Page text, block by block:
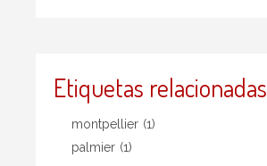
Etiquetas relacionadas
montpellier (1)
palmier (1)